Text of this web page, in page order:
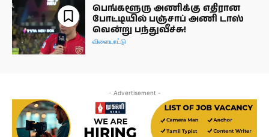
பெங்களூரு அணிக்கு எதிரான
போட்டியில் பஞ்சாப் அணி டாஸ்
வென்று பந்துவீச்சு!
விளையாட்டு
- Advertisement -